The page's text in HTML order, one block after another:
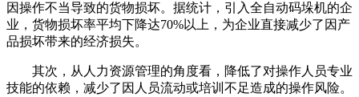
因操作不当导致的货物损坏。据统计，引入全自动码垛机的企
业，货物损坏率平均下降达70%以上，为企业直接减少了因产
品损坏带来的经济损失。
其次，从人力资源管理的角度看，降低了对操作人员专业
技能的依赖，减少了因人员流动或培训不足造成的操作风险。